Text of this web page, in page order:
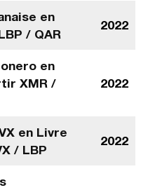
en
/ QAR
2022
en
XMR /
2022
en Livre
/ LBP
2022